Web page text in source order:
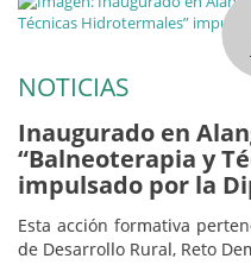
NOTICIAS
Inaugurado en
“Balneoterapia y
impulsado por la
Esta acción formativa
de Desarrollo Rural, Reto